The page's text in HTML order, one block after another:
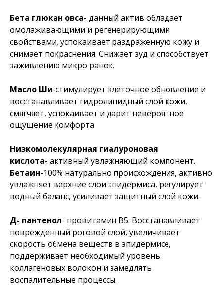
Бета глюкан овса- данный актив обладает
омолаживающими и регенерирующими
свойствами, успокаивает раздраженную кожу и
снимает покраснения. Снижает зуд и способствует
заживлению микро ранок.
Масло Ши-стимулирует клеточное обновление и
восстанавливает гидролипидный слой кожи,
смягчяет, успокаивает и дарит невероятное
ощущение комфорта.
Низкомолекулярная гиалуроновая
кислота- активный увлажняющий компонент.
Бетаин-100% натурально происхождения, активно
увлажняет верхние слои эпидермиса, регулирует
водный баланс, усиливает защитный слой кожи.
Д- пантенол- провитамин В5. Восстанавливает
поврежденный роговой слой, увеличивает
скорость обмена веществ в эпидермисе,
поддерживает необходимый уровень
коллагеновых волокон и замедлять
воспалительные процессы.